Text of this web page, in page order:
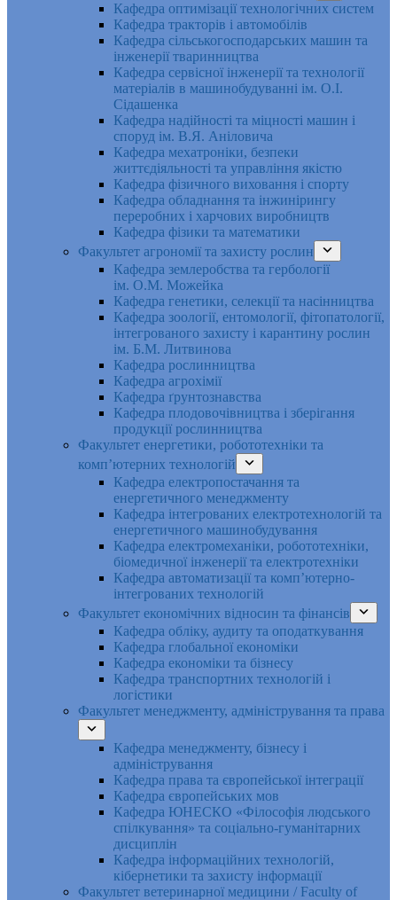
Кафедра оптимізації технологічних систем
Кафедра тракторів і автомобілів
Кафедра сільськогосподарських машин та
інженерії тваринництва
Кафедра cервісної інженерії та технології
матеріалів в машинобудуванні ім. О.І.
Сідашенка
Кафедра надійності та міцності машин і
споруд ім. В.Я. Аніловича
Кафедра мехатроніки, безпеки
життєдіяльності та управління якістю
Кафедра фізичного виховання і спорту
Кафедра обладнання та інжинірингу
переробних і харчових виробництв
Кафедра фізики та математики
Факультет агрономії та захисту рослин
Кафедра землеробства та гербології
ім. О.М. Можейка
Кафедра генетики, селекції та насінництва
Кафедра зоології, ентомології, фітопатології,
інтегрованого захисту і карантину рослин
ім. Б.М. Литвинова
Кафедра рослинництва
Кафедра агрохімії
Кафедра ґрунтознавства
Кафедра плодовочівництва і зберігання
продукції рослинництва
Факультет енергетики, робототехніки та
комп’ютерних технологій
Кафедра електропостачання та
енергетичного менеджменту
Кафедра інтегрованих електротехнологій та
енергетичного машинобудування
Кафедра електромеханіки, робототехніки,
біомедичної інженерії та електротехніки
Кафедра автоматизації та комп’ютерно-
інтегрованих технологій
Факультет економічних відносин та фінансів
Кафедра обліку, аудиту та оподаткування
Кафедра глобальної економіки
Кафедра економіки та бізнесу
Кафедра транспортних технологій і
логістики
Факультет менеджменту, адміністрування та права
Кафедра менеджменту, бізнесу і
адміністрування
Кафедра права та європейської інтеграції
Кафедра європейських мов
Кафедра ЮНЕСКО «Філософія людського
спілкування» та соціально-гуманітарних
дисциплін
Кафедра інформаційних технологій,
кібернетики та захисту інформації
Факультет ветеринарної медицини / Faculty of